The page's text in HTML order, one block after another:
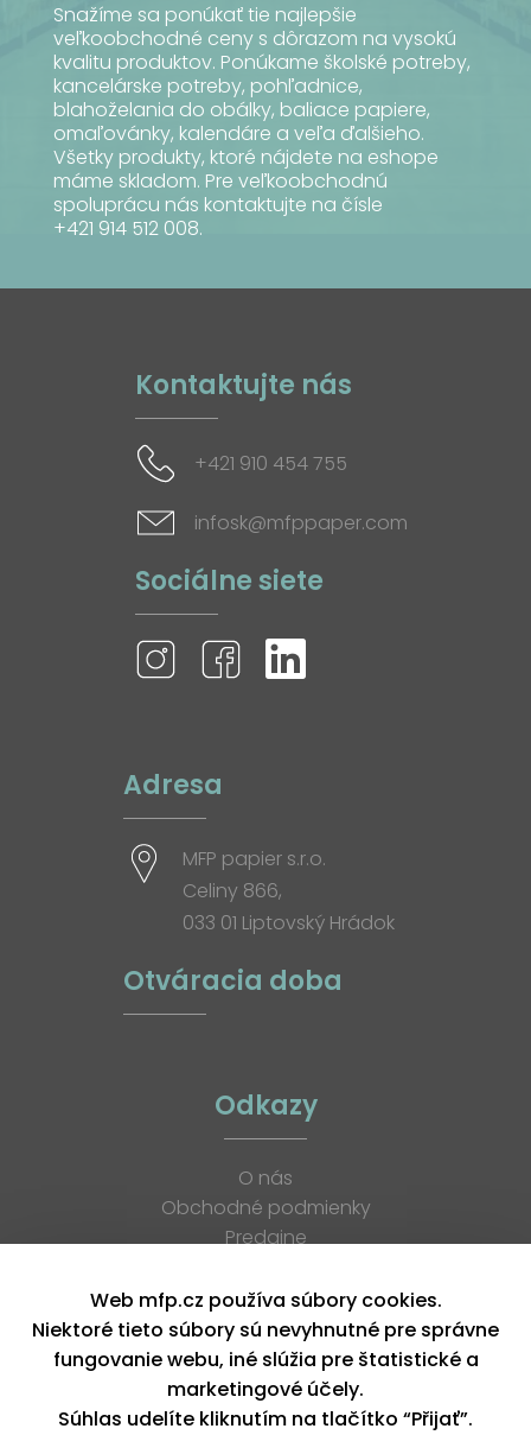
Snažíme sa ponúkať tie najlepšie
veľkoobchodné ceny s dôrazom na vysokú
kvalitu produktov. Ponúkame školské potreby,
kancelárske potreby, pohľadnice,
blahoželania do obálky, baliace papiere,
omaľovánky, kalendáre a veľa ďalšieho.
Všetky produkty, ktoré nájdete na eshope
máme skladom. Pre veľkoobchodnú
spoluprácu nás kontaktujte na čísle
+421 914 512 008.
Kontaktujte nás
+421 910 454 755
infosk@mfppaper.com
Sociálne siete
Adresa
MFP papier s.r.o.
Celiny 866,
033 01 Liptovský Hrádok
Otváracia doba
Odkazy
O nás
Obchodné podmienky
Predajne
K stiahnutiu
Blog
Kontakt
Kariéra
XML feed
Web mfp.cz používa súbory cookies.
Niektoré tieto súbory sú nevyhnutné pre správne
fungovanie webu, iné slúžia pre štatistické a
marketingové účely.
Súhlas udelíte kliknutím na tlačítko “Přijať”.